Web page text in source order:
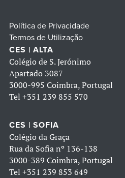
Política de Privacidade
Termos de Utilização
CES | ALTA
Colégio de S. Jerónimo
Apartado 3087
3000-995 Coimbra, Portugal
Tel +351 239 855 570
CES | SOFIA
Colégio da Graça
Rua da Sofia nº 136-138
3000-389 Coimbra, Portugal
Tel +351 239 853 649